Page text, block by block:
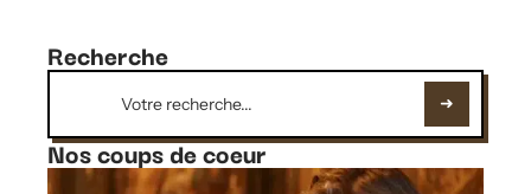
Recherche
Nos coups de coeur